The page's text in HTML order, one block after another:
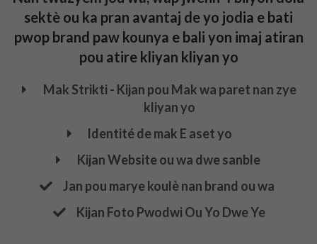
sektè ou ka pran avantaj de yo jodia e bati
pwop brand paw kounya e bali yon imaj atiran
pou atire kliyan kliyan yo
Mak Strikti - Kijan pou Mak wa paret nan zye
kliyan yo
Identité de mak E aset yo
Kijan Website ou wa dwe sanble
​Jan pou marye koulè nan brand ou wa
​Kijan Foto Pwodwi Ou Yo Dwe Ye